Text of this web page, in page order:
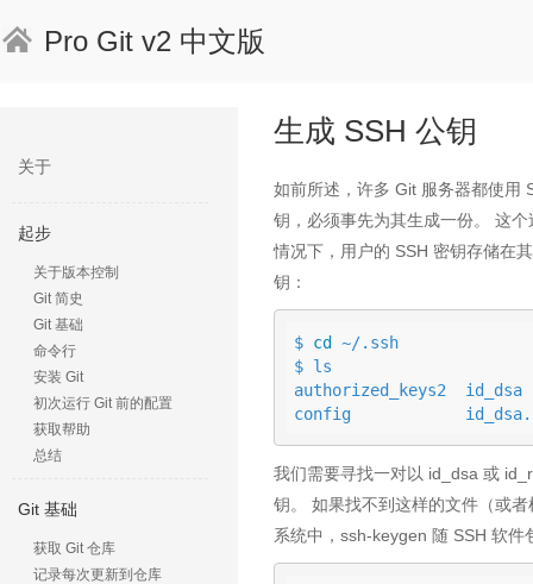
Pro Git v2 中文版
关于
起步
关于版本控制
Git 简史
Git 基础
命令行
安装 Git
初次运行 Git 前的配置
获取帮助
总结
Git 基础
获取 Git 仓库
记录每次更新到仓库
生成 SSH 公钥
如前所述，许多 Git 服务器都使用
钥，必须事先为其生成一份。 这
情况下，用户的 SSH 密钥存储在
钥：
$ cd ~/.ssh
$ ls
authorized_keys2
config
我们需要寻找一对以 id_dsa 或
钥。 如果找不到这样的文件（或
系统中，ssh-keygen 随 SSH 软